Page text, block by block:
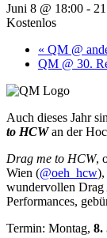
Juni 8 @ 18:00 -
Kostenlos
« QM @
QM @ 30.
Auch dieses Jahr
to HCW an der
Drag me to HCW,
Wien (@oeh_hcw),
wundervollen Drag
Performances,
Termin: Montag, 8.